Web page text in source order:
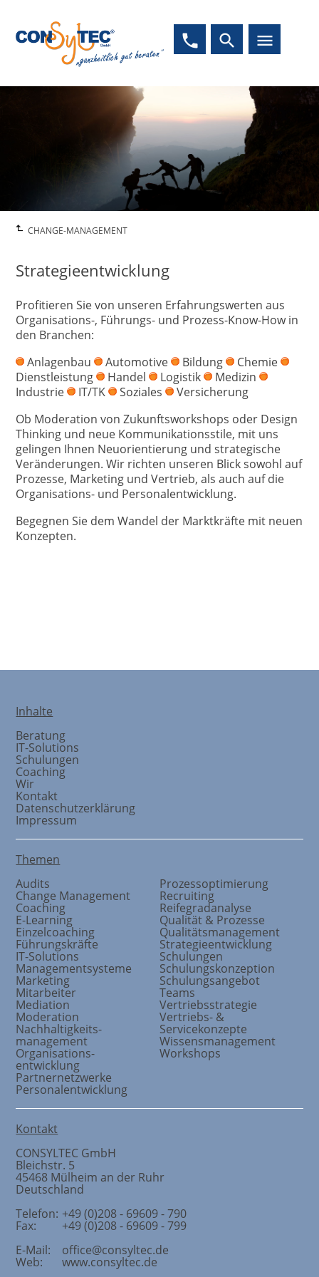
phone search menu
CHANGE-MANAGEMENT
Strategieentwicklung
Profitieren Sie von unseren Erfahrungswerten aus
Organisations-, Führungs- und Prozess-Know-How in
den Branchen:
Anlagenbau
Automotive Bildung
Chemie
Dienstleistung
Handel Logistik
Medizin
Industrie
IT/TK Soziales
Versicherung
Ob Moderation von Zukunftsworkshops oder Design
Thinking und neue Kommunikationsstile, mit uns
gelingen Ihnen Neuorientierung und strategische
Veränderungen. Wir richten unseren Blick sowohl auf
Prozesse, Marketing und Vertrieb, als auch auf die
Organisations- und Personalentwicklung.
Begegnen Sie dem Wandel der Marktkräfte mit neuen
Konzepten.
Inhalte
Beratung
IT-Solutions
Schulungen
Coaching
Wir
Kontakt
Datenschutzerklärung
Impressum
Themen
Audits
Change Management
Coaching
E-Learning
Einzelcoaching
Führungskräfte
IT-Solutions
Managementsysteme
Marketing
Mitarbeiter
Mediation
Moderation
Nachhaltigkeits-
management
Organisations-
entwicklung
Partnernetzwerke
Personalentwicklung
Prozessoptimierung
Recruiting
Reifegradanalyse
Qualität & Prozesse
Qualitätsmanagement
Strategieentwicklung
Schulungen
Schulungskonzeption
Schulungsangebot
Teams
Vertriebsstrategie
Vertriebs- &
Servicekonzepte
Wissensmanagement
Workshops
Kontakt
CONSYLTEC GmbH
Bleichstr. 5
45468 Mülheim an der Ruhr
Deutschland
Telefon: +49 (0)208 - 69609 - 790
Fax:
+49 (0)208 - 69609 - 799
E-Mail:
office@consyltec.de
Web: www.consyltec.de